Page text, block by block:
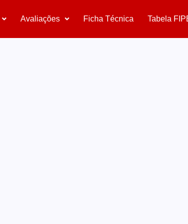
Avaliações Ficha Técnica Tabela